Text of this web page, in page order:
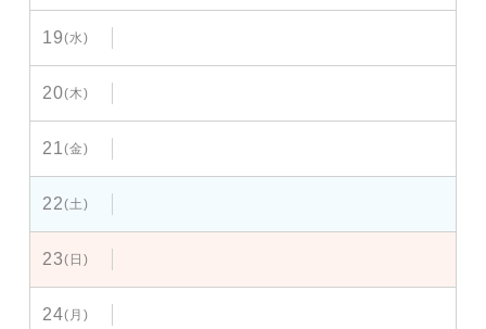
19(水)
20(木)
21(金)
22(土)
23(日)
24(月)